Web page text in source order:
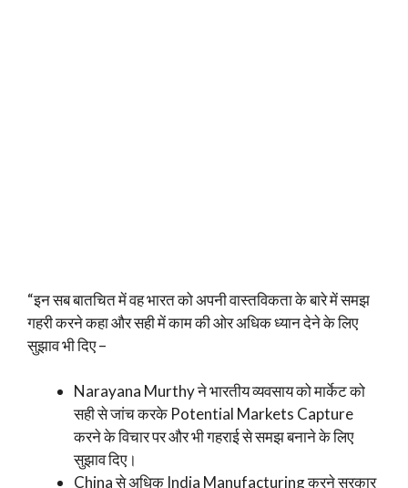
“इन सब बातचित में वह भारत को अपनी वास्तविकता के बारे में समझ
गहरी करने कहा और सही में काम की ओर अधिक ध्यान देने के लिए
सुझाव भी दिए –
Narayana Murthy ने भारतीय व्यवसाय को मार्केट को
सही से जांच करके Potential Markets Capture
करने के विचार पर और भी गहराई से समझ बनाने के लिए
सुझाव दिए।
China से अधिक India Manufacturing करने सरकार